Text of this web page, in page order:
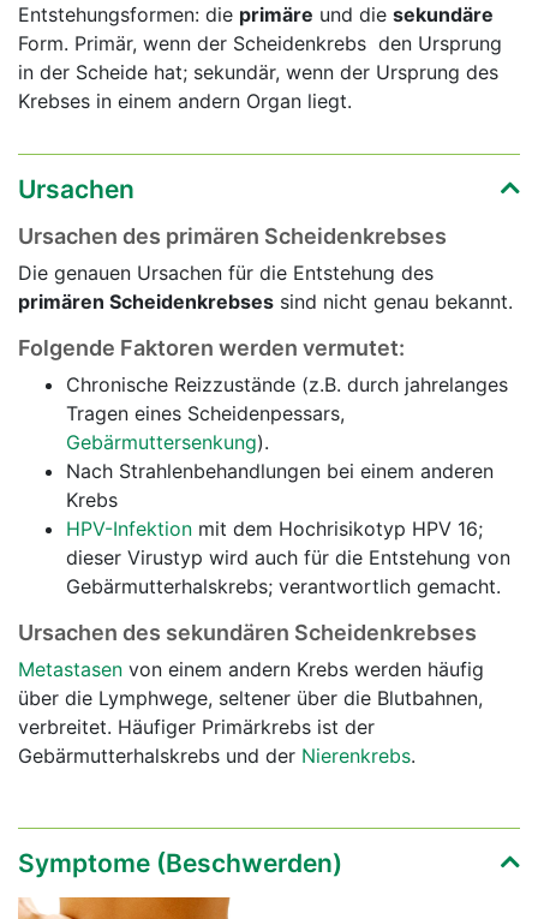
Entstehungsformen: die primäre und die sekundäre
Form. Primär, wenn der Scheidenkrebs den Ursprung
in der Scheide hat; sekundär, wenn der Ursprung des
Krebses in einem andern Organ liegt.
Ursachen
Ursachen des primären Scheidenkrebses
Die genauen Ursachen für die Entstehung des
primären Scheidenkrebses sind nicht genau bekannt.
Folgende Faktoren werden vermutet:
Chronische Reizzustände (z.B. durch jahrelanges
Tragen eines Scheidenpessars,
Gebärmuttersenkung).
Nach Strahlenbehandlungen bei einem anderen
Krebs
HPV-Infektion mit dem Hochrisikotyp HPV 16;
dieser Virustyp wird auch für die Entstehung von
Gebärmutterhalskrebs; verantwortlich gemacht.
Ursachen des sekundären Scheidenkrebses
Metastasen von einem andern Krebs werden häufig
über die Lymphwege, seltener über die Blutbahnen,
verbreitet. Häufiger Primärkrebs ist der
Gebärmutterhalskrebs und der Nierenkrebs.
Symptome (Beschwerden)